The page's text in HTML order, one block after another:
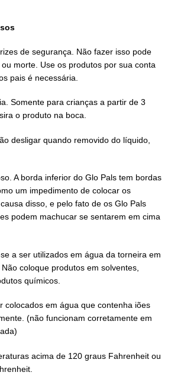
de segurança. Não fazer isso pode
morte. Use os produtos por sua conta
pais é necessária.
Somente para crianças a partir de 3
o produto na boca.
desligar quando removido do líquido,
A borda inferior do Glo Pals tem bordas
um impedimento de colocar os
disso, e pelo fato de os Glo Pals
podem machucar se sentarem em cima
a ser utilizados em água da torneira em
coloque produtos em solventes,
químicos.
colocados em água que contenha iões
(não funcionam corretamente em
acima de 120 graus Fahrenheit ou